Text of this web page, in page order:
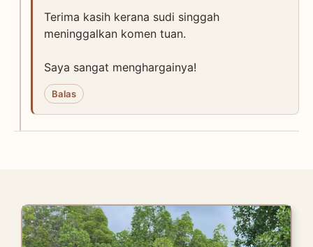
Terima kasih kerana sudi singgah
meninggalkan komen tuan.
Saya sangat menghargainya!
Balas